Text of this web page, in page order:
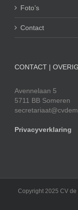
Foto’s
Contact
CONTACT | OVERIG
Avennelaan 5
5711 BB Someren
Privacyverklaring
Copyright 2025 CV de